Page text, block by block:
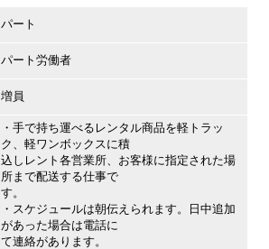
パート
パート労働者
増員
・手で持ち運べるレンタル商品を軽トラッ
ク、軽ワンボックスに積
込しレント各営業所、お客様に指定された場
所まで配送する仕事で
す。
・スケジュールは朝伝えられます。日中追加
があった場合は電話に
て連絡があります。